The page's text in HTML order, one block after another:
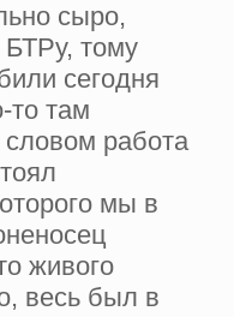
сыро,
тому
сегодня
то там
работа
мы в
живого
весь был в